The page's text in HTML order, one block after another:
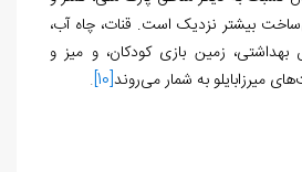
بیشتر نزدیک است. قنات، چاه آب،
بهداشتی، زمین بازی کودکان، و میز و
میرزابایلو به شمار می‌روند[10]
.